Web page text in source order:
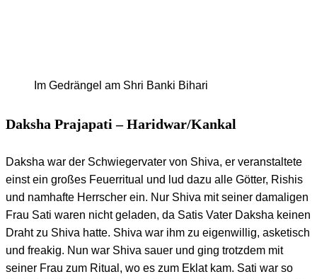
Im Gedrängel am Shri Banki Bihari
Daksha Prajapati – Haridwar/Kankal
Daksha war der Schwiegervater von Shiva, er veranstaltete
einst ein großes Feuerritual und lud dazu alle Götter, Rishis
und namhafte Herrscher ein. Nur Shiva mit seiner damaligen
Frau Sati waren nicht geladen, da Satis Vater Daksha keinen
Draht zu Shiva hatte. Shiva war ihm zu eigenwillig, asketisch
und freakig. Nun war Shiva sauer und ging trotzdem mit
seiner Frau zum Ritual, wo es zum Eklat kam. Sati war so